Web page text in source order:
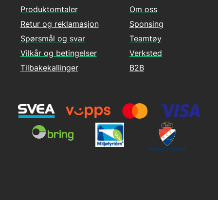
Produktomtaler
Retur og reklamasjon
Spørsmål og svar
Vilkår og betingelser
Tilbakekallinger
Om oss
Sponsing
Teamtøy
Verksted
B2B